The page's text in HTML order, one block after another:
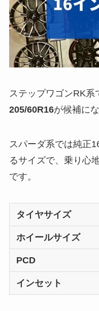
ステップワゴンRK系
205/60R16が候補に
スパーダ系では純正
るサイズで、乗り心
です。
タイヤサイズ
ホイールサイズ
PCD
インセット